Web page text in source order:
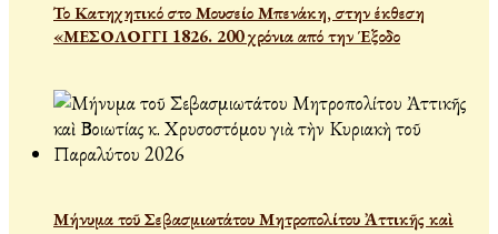
Το Κατηχητικό στο Μουσείο Μπενάκη, στην έκθεση
«ΜΕΣΟΛΟΓΓΙ 1826. 200 χρόνια από την Έξοδο
Μήνυμα τοῦ Σεβασμιωτάτου Μητροπολίτου Ἀττικῆς καὶ